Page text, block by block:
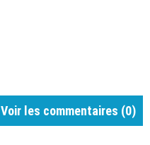
Voir les commentaires (0)